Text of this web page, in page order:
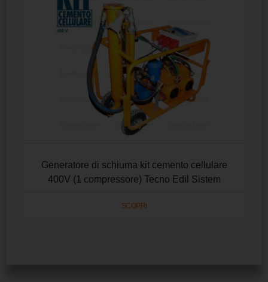
Generatore di schiuma kit cemento cellulare
400V (1 compressore) Tecno Edil Sistem
SCOPRI